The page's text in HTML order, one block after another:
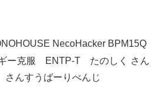
NecoHacker BPM15Q
ー克服 ENTP-T たのしく さん
んすうばーりべんじ